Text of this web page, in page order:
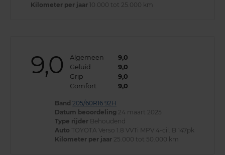
Kilometer per jaar 10.000 tot 25.000 km
9,0 Algemeen
9,0
Geluid
9,0
Grip
9,0
Comfort
9,0
Band 205/60R16 92H
Datum beoordeling 24 maart 2025
Type rijder Behoudend
Auto TOYOTA Verso 1.8 VVTi MPV 4-cil. B 147pk
Kilometer per jaar 25.000 tot 50.000 km